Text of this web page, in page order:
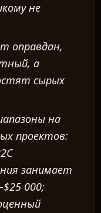
не
оправдан,
а
сырых
на
проектов:
занимает
000;